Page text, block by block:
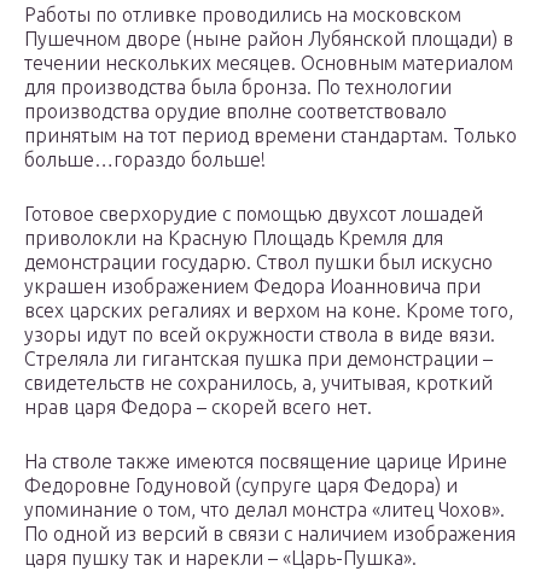
Работы по отливке проводились на московском
Пушечном дворе (ныне район Лубянской площади) в
течении нескольких месяцев. Основным материалом
для производства была бронза. По технологии
производства орудие вполне соответствовало
принятым на тот период времени стандартам. Только
больше…гораздо больше!
Готовое сверхорудие с помощью двухсот лошадей
приволокли на Красную Площадь Кремля для
демонстрации государю. Ствол пушки был искусно
украшен изображением Федора Иоанновича при
всех царских регалиях и верхом на коне. Кроме того,
узоры идут по всей окружности ствола в виде вязи.
Стреляла ли гигантская пушка при демонстрации –
свидетельств не сохранилось, а, учитывая, кроткий
нрав царя Федора – скорей всего нет.
На стволе также имеются посвящение царице Ирине
Федоровне Годуновой (супруге царя Федора) и
упоминание о том, что делал монстра «литец Чохов».
По одной из версий в связи с наличием изображения
царя пушку так и нарекли – «Царь-Пушка».